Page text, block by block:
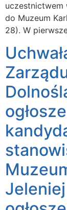
uczestnictwem
do Muzeum
28). W